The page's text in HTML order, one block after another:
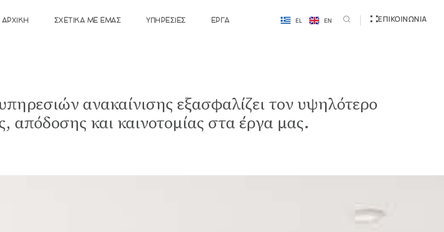
ΑΡΧΙΚΉ ΣΧΕΤΙΚΆ ΜΕ ΕΜΆΣ ΥΠΗΡΕΣΊΕΣ ΈΡΓΑ EL EN ΕΠΙΚΟΙΝΩΝΊΑ
ανακαίνισης εξασφαλίζει τον υψηλότερο
απόδοσης και καινοτομίας στα έργα μας.